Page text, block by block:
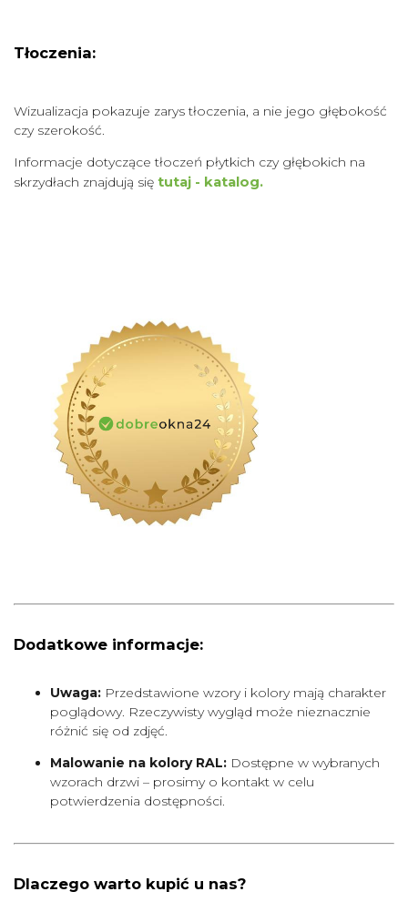
Tłoczenia:
Wizualizacja pokazuje zarys tłoczenia, a nie jego głębokość
czy szerokość.
Informacje dotyczące tłoczeń płytkich czy głębokich na
skrzydłach znajdują się tutaj - katalog.
Dodatkowe informacje:
Uwaga: Przedstawione wzory i kolory mają charakter
poglądowy. Rzeczywisty wygląd może nieznacznie
różnić się od zdjęć.
Malowanie na kolory RAL: Dostępne w wybranych
wzorach drzwi – prosimy o kontakt w celu
potwierdzenia dostępności.
Dlaczego warto kupić u nas?